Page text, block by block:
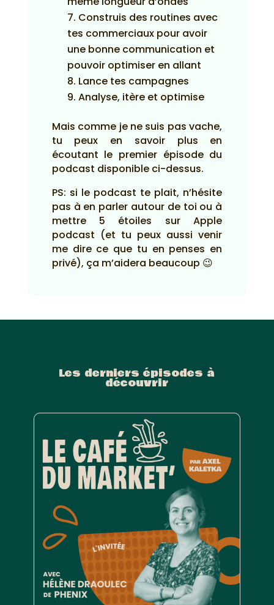
Construis des routines avec
tes commerciaux pour avoir
une bonne communication et
pouvoir optimiser en allant
Lance tes campagnes
Analyse, itère et optimise
Mais comme je ne suis pas vache,
tu peux en savoir plus en
écoutant le premier épisode du
podcast disponible ci-dessus.
PS: si le podcast te plait, n’hésite
pas à en parler autour de toi ou à
mettre 5 étoiles sur Apple
podcast (et tu peux aussi venir
me dire ce que tu en penses en
privé), ça m’aidera beaucoup 😉
Les derniers épisodes à
découvrir